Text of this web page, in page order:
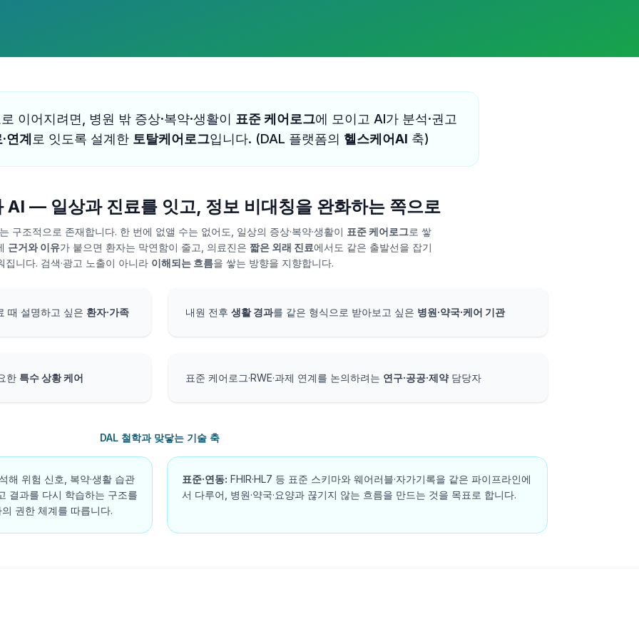
이어지려면, 병원 밖 증상·복약·생활이 표준 케어로그에 모이고 AI가 분석·권고
연계 로 잇도록 설계한 토탈케어로그입니다. (DAL 플랫폼의 헬스케어AI 축)
AI — 일상과 진료를 잇고, 정보 비대칭을 완화하는 쪽으로
구조적으로 존재합니다. 한 번에 없앨 수는 없어도, 일상의 증상·복약·생활이 표준 케어로그로 쌓
근거와 이유가 붙으면 환자는 막연함이 줄고, 의료진은 짧은 외래 진료에서도 같은 출발선을 잡기
집니다. 검색·광고 노출이 아니라 이해되는 흐름을 쌓는 방향을 지향합니다.
때 설명하고 싶은 환자·가족 내원 전후 생활 경과를 같은 형식으로 받아보고 싶은 병원·약국·케어 기관
한 특수 상황 케어 표준 케어로그·RWE·과제 연계를 논의하려는 연구·공공·제약담당자
DAL 철학과 맞닿는 기술 축
해 위험 신호, 복약·생활 습관
결과를 다시 학습하는 구조를
권한 체계를 따릅니다.
표준·연동: FHIR·HL7 등 표준 스키마와 웨어러블·자가기록을 같은 파이프라인에
서 다루어, 병원·약국·요양과 끊기지 않는 흐름을 만드는 것을 목표로 합니다.